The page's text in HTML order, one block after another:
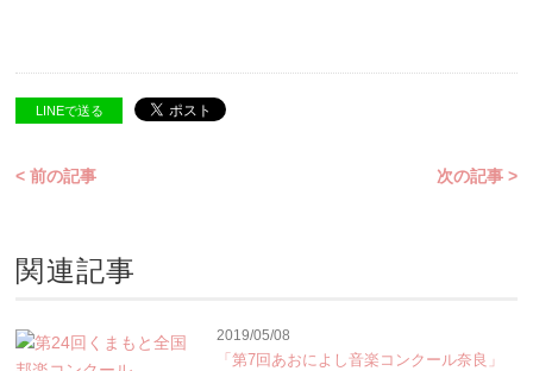
LINEで送る
< 前の記事 次の記事 >
関連記事
2019/05/08
「第7回あおによし音楽コンクール奈良」